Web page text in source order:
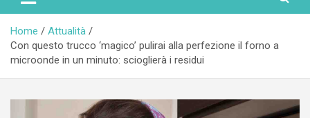
Home
Attualità
Con questo trucco ‘magico’ pulirai alla perfezione il forno a
microonde in un minuto: scioglierà i residui